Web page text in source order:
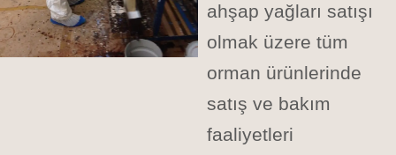
ahşap yağları satışı
olmak üzere tüm
orman ürünlerinde
satış ve bakım
faaliyetleri